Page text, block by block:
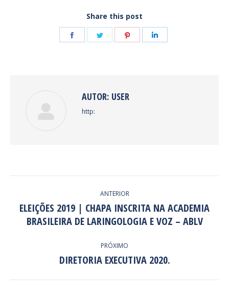
Share this post
Share
Share
Share
AUTOR: USER
http:
DE
POST:
ANTERIOR
Post
anterior:
ELEIÇÕES 2019 | CHAPA INSCRITA NA ACADEMIA
BRASILEIRA DE LARINGOLOGIA E VOZ – ABLV
PRÓXIMO
Próximo
DIRETORIA EXECUTIVA 2020.